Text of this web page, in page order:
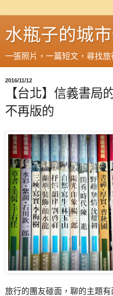
水瓶子的城
一張照片，一篇短文，尋找旅
2016/11/12
【台北】信義書局
不再版的
旅行的團友碰面，聊的主題